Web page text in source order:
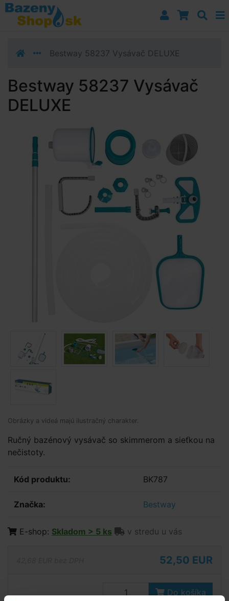
Prejsť k navigácii
Prejsť na obsah
Prejsť k bočnému stĺpci
Bestway 58237 Vysávač DELUXE
Bestway 58237 Vysávač
DELUXE
Obrázky a videá majú ilustračný charakter.
Ručný bazénový vysávač so skimmerom a sieťkou na
nečistoty.
Kód produktu: BK787
Značka: Bestway
E-shop: Skladom > 5 ks v stredu u vás
52,50 EUR
Do košíka